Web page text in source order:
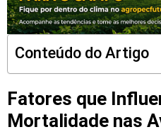
Conteúdo do Artigo
Fatores que
Mortalidade nas